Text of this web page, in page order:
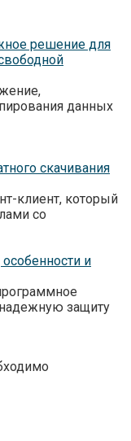
решение для
данных
скачивания
клиент, который
со
и
защиту